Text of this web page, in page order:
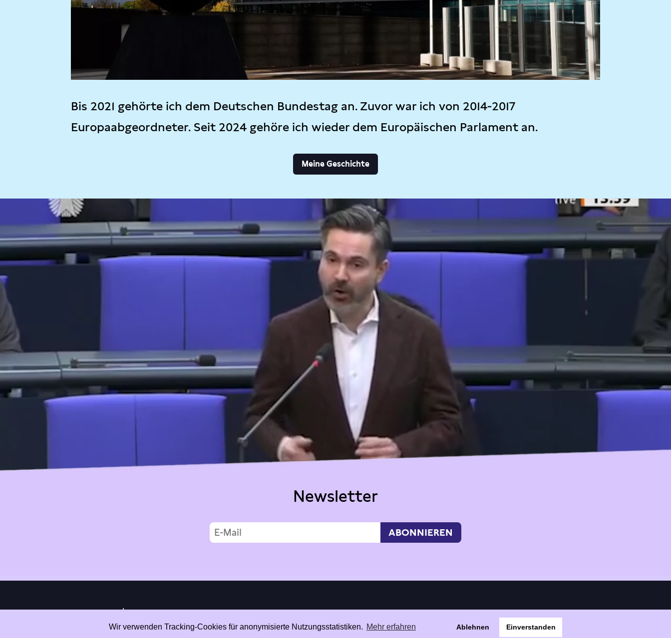
Wir verwenden Tracking-Cookies für anonymisierte Nutzungsstatistiken. Mehr erfahren Ablehnen Einverstanden
Bis 2021 gehörte ich dem Deutschen Bundestag an. Zuvor war ich von 2014-2017
Europaabgeordneter. Seit 2024 gehöre ich wieder dem Europäischen Parlament an.
Meine Geschichte
Newsletter
|